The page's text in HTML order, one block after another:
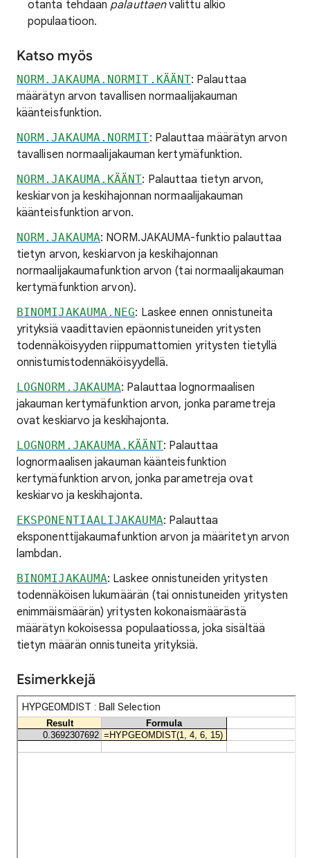
otanta tehdään palauttaenvalittu alkio
populaatioon.
Katso myös
NORM.JAKAUMA.NORMIT.KÄÄNT: Palauttaa
määrätyn arvon tavallisen normaalijakauman
käänteisfunktion.
NORM.JAKAUMA.NORMIT: Palauttaa määrätyn arvon
tavallisen normaalijakauman kertymäfunktion.
NORM.JAKAUMA.KÄÄNT: Palauttaa tietyn arvon,
keskiarvon ja keskihajonnan normaalijakauman
käänteisfunktion arvon.
NORM.JAKAUMA: NORM.JAKAUMA-funktio palauttaa
tietyn arvon, keskiarvon ja keskihajonnan
normaalijakaumafunktion arvon (tai normaalijakauman
kertymäfunktion arvon).
BINOMIJAKAUMA.NEG: Laskee ennen onnistuneita
yrityksiä vaadittavien epäonnistuneiden yritysten
todennäköisyyden riippumattomien yritysten tietyllä
onnistumistodennäköisyydellä.
LOGNORM.JAKAUMA: Palauttaa lognormaalisen
jakauman kertymäfunktion arvon, jonka parametreja
ovat keskiarvo ja keskihajonta.
LOGNORM.JAKAUMA.KÄÄNT: Palauttaa
lognormaalisen jakauman käänteisfunktion
kertymäfunktion arvon, jonka parametreja ovat
keskiarvo ja keskihajonta.
EKSPONENTIAALIJAKAUMA: Palauttaa
eksponenttijakaumafunktion arvon ja määritetyn arvon
lambdan.
BINOMIJAKAUMA: Laskee onnistuneiden yritysten
todennäköisen lukumäärän (tai onnistuneiden yritysten
enimmäismäärän) yritysten kokonaismäärästä
määrätyn kokoisessa populaatiossa, joka sisältää
tietyn määrän onnistuneita yrityksiä.
Esimerkkejä